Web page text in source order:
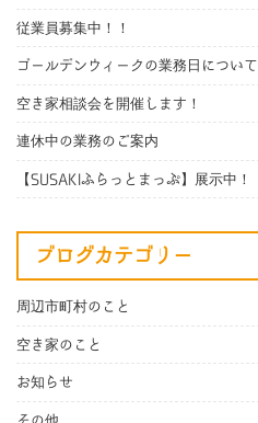
従業員募集中！！
ゴールデンウィークの業務日について
空き家相談会を開催します！
連休中の業務のご案内
【SUSAKIふらっとまっぷ】展示中！
ブログカテゴリー
周辺市町村のこと
空き家のこと
お知らせ